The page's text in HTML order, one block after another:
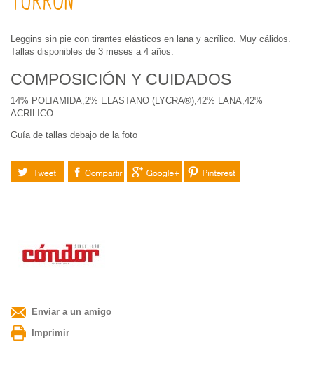
Leggins sin pie con tirantes elásticos en lana y acrílico. Muy cálidos.
Tallas disponibles de 3 meses a 4 años.
COMPOSICIÓN Y CUIDADOS
14% POLIAMIDA,2% ELASTANO (LYCRA®),42% LANA,42%
ACRILICO
Guía de tallas debajo de la foto
Tuitear Compartir Google+ Pinterest
Enviar a un amigo
Imprimir